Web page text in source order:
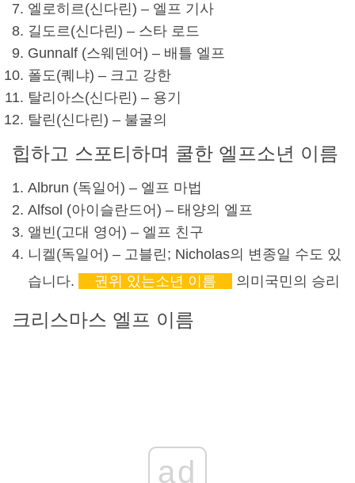
엘로히르(신다린) – 엘프 기사
길도르(신다린) – 스타 로드
Gunnalf (스웨덴어) – 배틀 엘프
폴도(퀘냐) – 크고 강한
탈리아스(신다린) – 용기
탈린(신다린) – 불굴의
힙하고 스포티하며 쿨한 엘프소년 이름
Albrun (독일어) – 엘프 마법
Alfsol (아이슬란드어) – 태양의 엘프
앨빈(고대 영어) – 엘프 친구
니켈(독일어) – 고블린; Nicholas의 변종일 수도 있
습니다.
권위 있는소년 이름 의미 국민의 승리
크리스마스 엘프 이름
ad